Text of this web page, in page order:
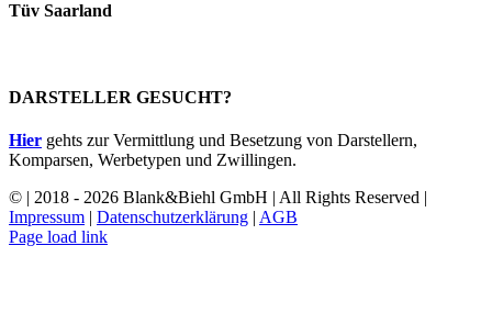
Tüv Saarland
DARSTELLER GESUCHT?
Hier gehts zur Vermittlung und Besetzung von Darstellern,
Komparsen, Werbetypen und Zwillingen.
© | 2018 - 2026 Blank&Biehl GmbH | All Rights Reserved |
Impressum | Datenschutzerklärung | AGB
Facebook
Page load link